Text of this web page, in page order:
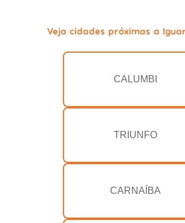
Veja cidades próximas a
CALUMBI
TRIUNFO
CARNAÍBA